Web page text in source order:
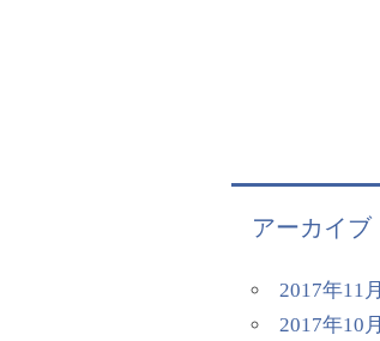
アーカイブ
2017年11月
2017年10月